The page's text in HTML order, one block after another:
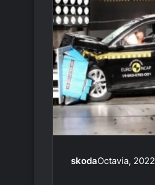
skodaOctavia,